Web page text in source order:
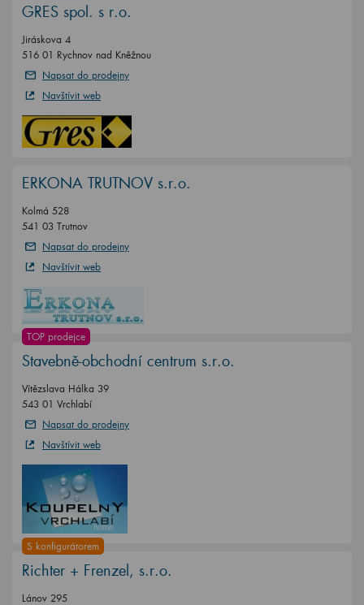
GRES spol. s r.o.
Jiráskova 4
516 01 Rychnov nad Kněžnou
Napsat do prodejny
Navštívit web
ERKONA TRUTNOV s.r.o.
Kolmá 528
541 03 Trutnov
Napsat do prodejny
Navštívit web
TOP prodejce
Stavebně-obchodní centrum s.r.o.
Vítězslava Hálka 39
543 01 Vrchlabí
Napsat do prodejny
Navštívit web
S konfigurátorem
Richter + Frenzel, s.r.o.
Lánov 295